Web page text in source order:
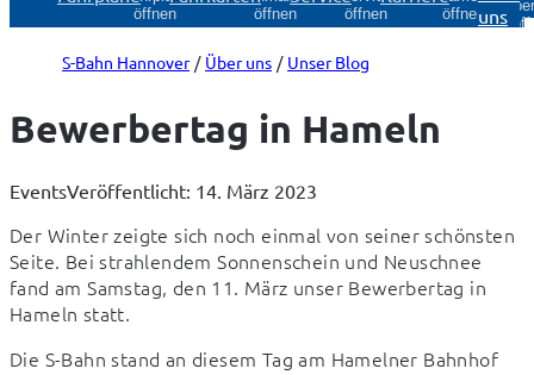
öffnen
öffnen
öffnen
öffnenuns
S-Bahn Hannover Über uns Unser Blog
Bewerbertag in Hameln
EventsVeröffentlicht: 14. März 2023
Der Winter zeigte sich noch einmal von seiner schönsten
Seite. Bei strahlendem Sonnenschein und Neuschnee
fand am Samstag, den 11. März unser Bewerbertag in
Hameln statt.
Die S-Bahn stand an diesem Tag am Hamelner Bahnhof